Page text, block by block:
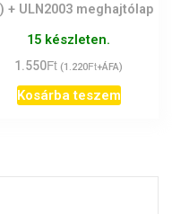
+ ULN2003 meghajtólap
15 készleten.
1.550Ft (1.220Ft+ÁFA)
Kosárba teszem